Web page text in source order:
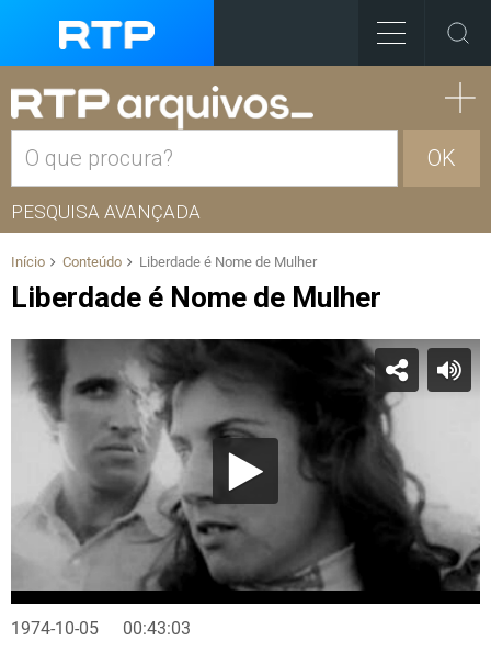
OK
PESQUISA AVANÇADA
Início Conteúdo Liberdade é Nome de Mulher
Liberdade é Nome de Mulher
1974-10-05 00:43:03